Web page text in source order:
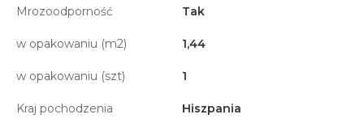
Mrozoodporność Tak
w opakowaniu (m2) 1,44
w opakowaniu (szt) 1
Kraj pochodzenia Hiszpania